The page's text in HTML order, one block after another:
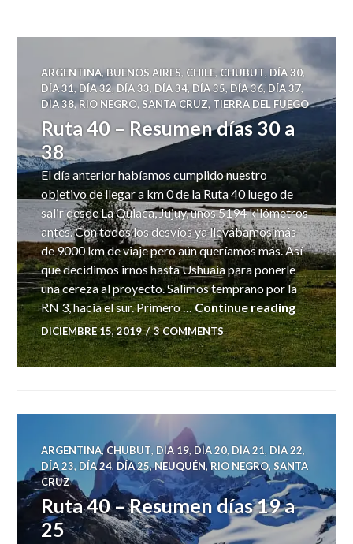
ARGENTINA,BUENOS AIRES, CHILE,CHUBUT,DÍA 30,
DÍA 31,DÍA 32, DÍA 33, DÍA 34,DÍA 35,DÍA 36, DÍA 37,
DÍA 38,RIO NEGRO,SANTA CRUZ, TIERRA DEL FUEGO
Ruta 40 – Resumen días 30 a
38
El día anterior habíamos cumplido nuestro
objetivo de llegar a km 0 de la Ruta 40 luego de
salir desde La Quiaca, Jujuy, unos 5194 kilómetros
antes. Con todos los desvíos ya llevábamos más
de 9000 km de viaje pero aún queríamos más. Así
que decidimos irnos hasta Ushuaia para ponerle
una cereza al proyecto. Salimos temprano por la
RN 3, hacia el sur. Primero …Continue readingRuta 40 –
DICIEMBRE 15, 2019 3 COMMENTS
ARGENTINA,CHUBUT, DÍA 19, DÍA 20, DÍA 21, DÍA 22,
DÍA 23, DÍA 24,DÍA 25,NEUQUÉN,RIO NEGRO,SANTA
CRUZ
Ruta 40 – Resumen días 19 a
25